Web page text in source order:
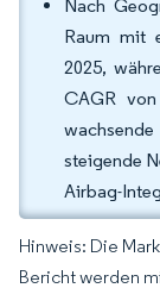
Nach
Raum mit
2025,
CAGR
steigende
Airbag-
Hinweis: Die
Bericht werden